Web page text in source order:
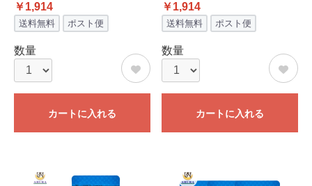
￥1,914
送料無料 ポスト便
数量
カートに入れる
￥1,914
送料無料 ポスト便
数量
カートに入れる